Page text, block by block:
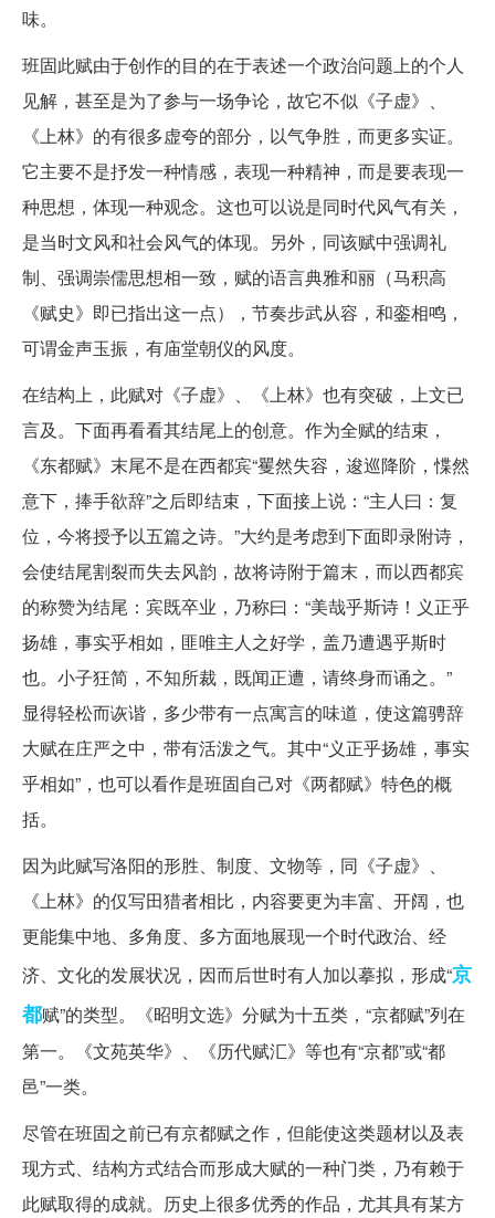
味。
班固此赋由于创作的目的在于表述一个政治问题上的个人
见解，甚至是为了参与一场争论，故它不似《子虚》、
《上林》的有很多虚夸的部分，以气争胜，而更多实证。
它主要不是抒发一种情感，表现一种精神，而是要表现一
种思想，体现一种观念。这也可以说是同时代风气有关，
是当时文风和社会风气的体现。另外，同该赋中强调礼
制、强调崇儒思想相一致，赋的语言典雅和丽（马积高
《赋史》即已指出这一点），节奏步武从容，和銮相鸣，
可谓金声玉振，有庙堂朝仪的风度。
在结构上，此赋对《子虚》、《上林》也有突破，上文已
言及。下面再看看其结尾上的创意。作为全赋的结束，
《东都赋》末尾不是在西都宾“矍然失容，逡巡降阶，惵然
意下，捧手欲辞”之后即结束，下面接上说：“主人曰：复
位，今将授予以五篇之诗。”大约是考虑到下面即录附诗，
会使结尾割裂而失去风韵，故将诗附于篇末，而以西都宾
的称赞为结尾：宾既卒业，乃称曰：“美哉乎斯诗！义正乎
扬雄，事实乎相如，匪唯主人之好学，盖乃遭遇乎斯时
也。小子狂简，不知所裁，既闻正遭，请终身而诵之。”
显得轻松而诙谐，多少带有一点寓言的味道，使这篇骋辞
大赋在庄严之中，带有活泼之气。其中“义正乎扬雄，事实
乎相如”，也可以看作是班固自己对《两都赋》特色的概
括。
因为此赋写洛阳的形胜、制度、文物等，同《子虚》、
《上林》的仅写田猎者相比，内容要更为丰富、开阔，也
更能集中地、多角度、多方面地展现一个时代政治、经
济、文化的发展状况，因而后世时有人加以摹拟，形成“京
都赋”的类型。《昭明文选》分赋为十五类，“京都赋”列在
第一。《文苑英华》、《历代赋汇》等也有“京都”或“都
邑”一类。
尽管在班固之前已有京都赋之作，但能使这类题材以及表
现方式、结构方式结合而形成大赋的一种门类，乃有赖于
此赋取得的成就。历史上很多优秀的作品，尤其具有某方